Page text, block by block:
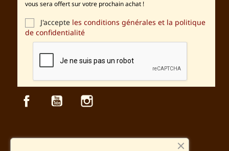
vous sera offert sur votre prochain achat !
J'accepte les conditions générales et la politique
de confidentialité
Facebook YouTube